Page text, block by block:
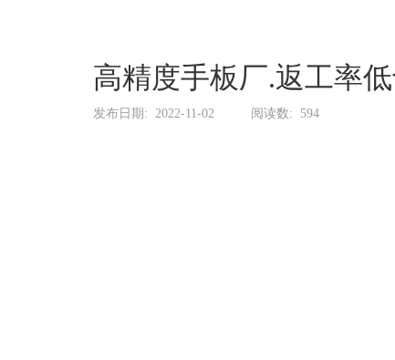
高精度手板厂.返工率
发布日期: 2022-11-02 阅读数: 594